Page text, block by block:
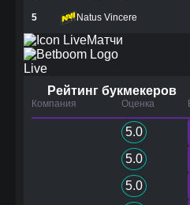
5 Natus Vincere
Матчи
Live
Рейтинг букмекеров
Компания Оценка
5.0
5.0
5.0